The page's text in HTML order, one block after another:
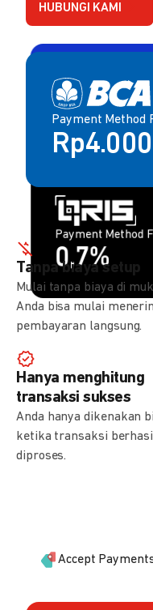
HUBUNGI KAMI
Payment Method
Rp4.000
Payment Method
2,80%
Payment Method
0,7%
Payment Method
1,5%
Tanpa biaya setup
Mulai tanpa biaya di
Anda bisa mulai
pembayaran langsung.
Hanya menghitung
transaksi sukses
Anda hanya dikenakan
ketika transaksi
diproses.
Accept